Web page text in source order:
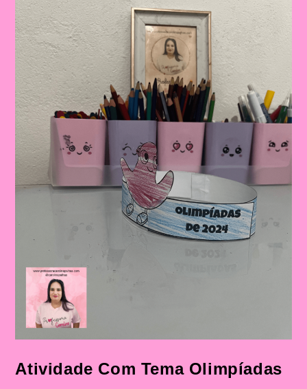
Atividade Com Tema Olimpíadas